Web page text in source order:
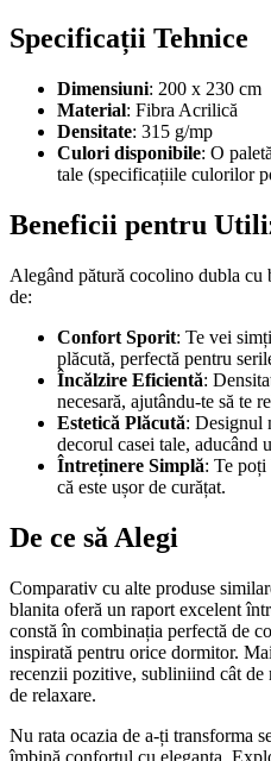
Specificații Tehnice
Dimensiuni: 200 x 230 cm
Material: Fibra Acrilică
Densitate: 315 g/mp
Culori disponibile: O
tale (specificațiile culorilor
Beneficii pentru
Alegând pătură cocolino dubla cu
de:
Confort Sporit: Te vei
plăcută, perfectă pentru
Încălzire Eficientă:
necesară, ajutându-te să te
Estetică Plăcută: Designul
decorul casei tale, aducând
Întreținere Simplă: Te poți
că este ușor de curățat.
De ce să Alegi
Comparativ cu alte produse
blanita oferă un raport excelent
constă în combinația perfectă de
inspirată pentru orice dormitor.
recenzii pozitive, subliniind cât de
de relaxare.
Nu rata ocazia de a-ți transforma
îmbină confortul cu eleganța.